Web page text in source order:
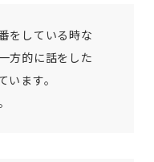
をしている時な
方的に話をした
います。